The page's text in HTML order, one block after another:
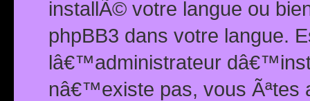
installÃ© votre langue ou
phpBB3 dans votre langue.
lâ€™administrateur
nâ€™existe pas, vous Ãªtes